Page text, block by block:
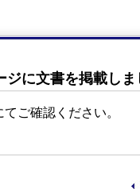
ジに文書を掲載しま
てご確認ください。